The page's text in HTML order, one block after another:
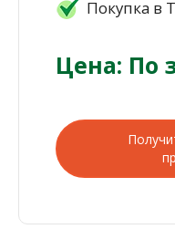
Покупка в
Цена: По